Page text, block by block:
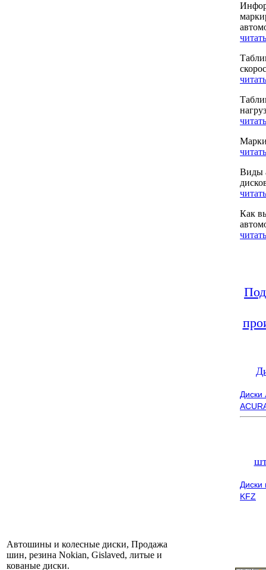
Виды
Как
Диски
KFZ
Автошины и колесные диски, Продажа
шин, резина Nokian, Gislaved, литые и
кованые диски.